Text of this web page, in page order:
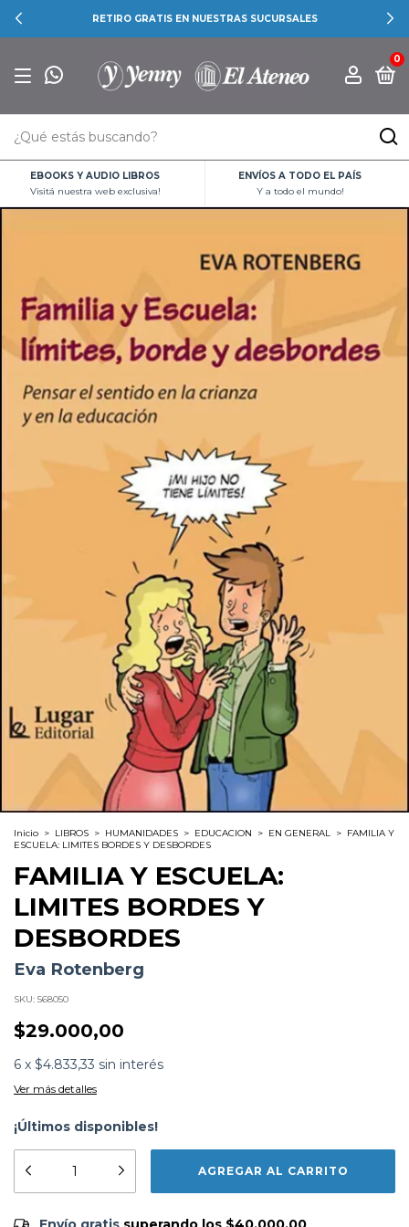
RETIRO GRATIS EN NUESTRAS SUCURSALES
0
EBOOKS Y AUDIO LIBROS
Visitá nuestra web exclusiva!
ENVÍOS A TODO EL PAÍS
Y a todo el mundo!
Inicio > LIBROS > HUMANIDADES > EDUCACION > EN GENERAL > FAMILIA Y
ESCUELA: LIMITES BORDES Y DESBORDES
FAMILIA Y ESCUELA:
LIMITES BORDES Y
DESBORDES
Eva Rotenberg
SKU: 568050
$29.000,00
6 x $4.833,33 sin interés
Ver más detalles
¡Últimos disponibles!
Envío gratis $40.000,00
educacion
Editorial:Lugar Editorial